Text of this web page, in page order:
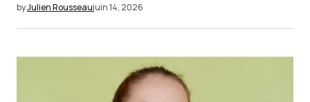
byJulien Rousseaujuin 14, 2026